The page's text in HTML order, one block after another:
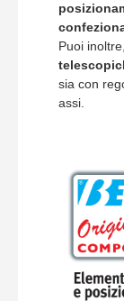
Puoi
sia con
assi.